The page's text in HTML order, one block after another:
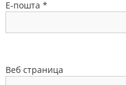
Е-пошта *
Веб страница